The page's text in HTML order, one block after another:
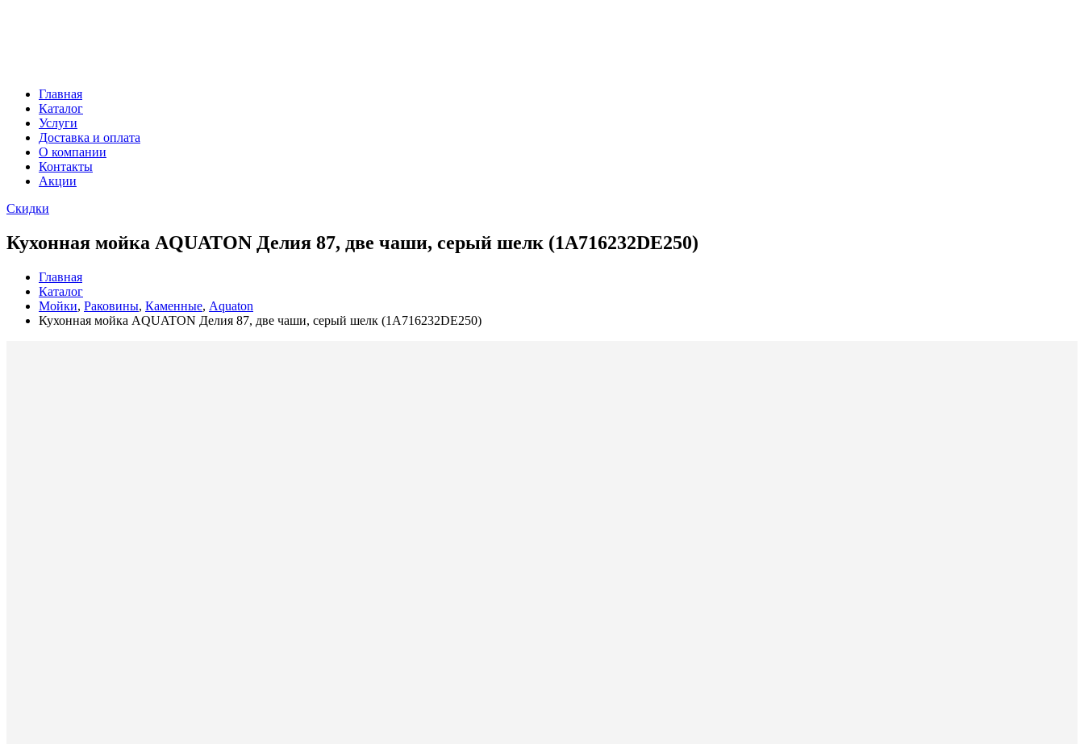
Главная
Каталог
Услуги
Доставка и оплата
О компании
Контакты
Акции
Скидки
Кухонная мойка AQUATON Делия 87, две чаши, серый шелк (1A716232DE250)
Главная
Каталог
Мойки, Раковины, Каменные, Aquaton
Кухонная мойка AQUATON Делия 87, две чаши, серый шелк (1A716232DE250)